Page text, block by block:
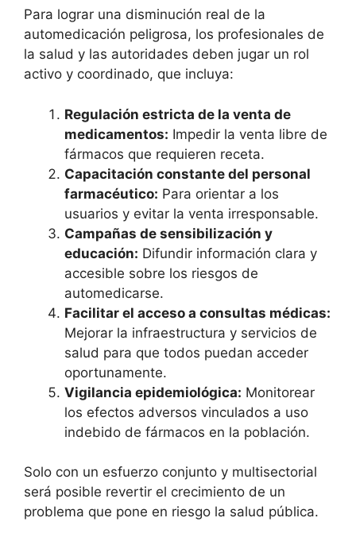
Para lograr una disminución real de la
automedicación peligrosa, los profesionales de
la salud y las autoridades deben jugar un rol
activo y coordinado, que incluya:
Regulación estricta de la venta de
medicamentos: Impedir la venta libre de
fármacos que requieren receta.
Capacitación constante del personal
farmacéutico: Para orientar a los
usuarios y evitar la venta irresponsable.
Campañas de sensibilización y
educación: Difundir información clara y
accesible sobre los riesgos de
automedicarse.
Facilitar el acceso a consultas médicas:
Mejorar la infraestructura y servicios de
salud para que todos puedan acceder
oportunamente.
Vigilancia epidemiológica: Monitorear
los efectos adversos vinculados a uso
indebido de fármacos en la población.
Solo con un esfuerzo conjunto y multisectorial
será posible revertir el crecimiento de un
problema que pone en riesgo la salud pública.